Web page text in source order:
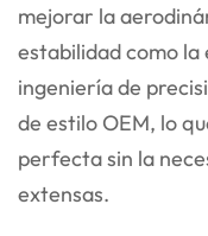
mejorar la
estabilidad como
ingeniería de
de estilo OEM, lo
perfecta sin la
extensas.